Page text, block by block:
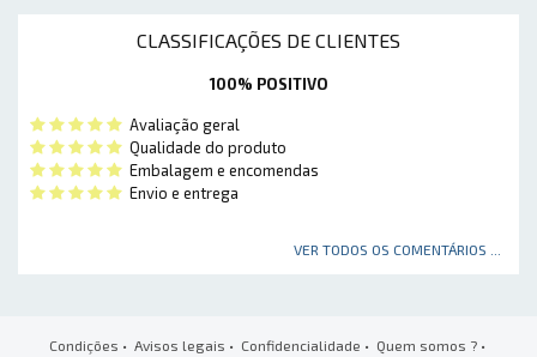
CLASSIFICAÇÕES DE CLIENTES
100% POSITIVO
Avaliação geral
Qualidade do produto
Embalagem e encomendas
Envio e entrega
VER TODOS OS COMENTÁRIOS ...
Condições • Avisos legais • Confidencialidade • Quem somos ?•